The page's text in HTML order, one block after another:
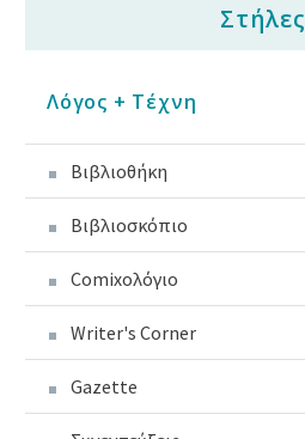
Στήλες
Λόγος + Τέχνη
Βιβλιοθήκη
Βιβλιοσκόπιο
Comixoλόγιο
Writer's Corner
Gazette